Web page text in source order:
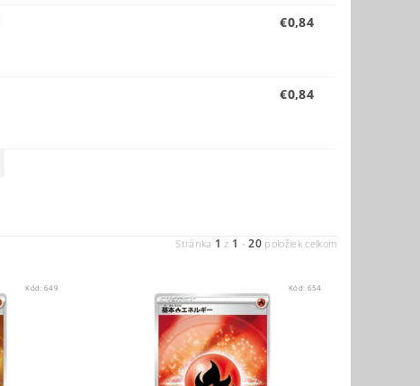
€0,84
€0,84
Stránka 1 z 1 -20 položiek celkom
Kód:649 Kód: 654